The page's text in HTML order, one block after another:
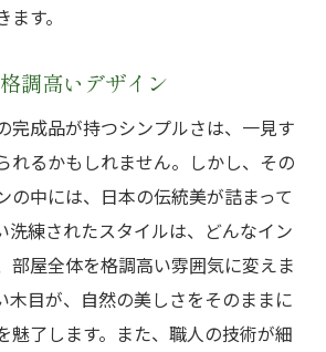
す。
調高いデザイン
完成品が持つシンプルさは、一見す
れるかもしれません。しかし、その
の中には、日本の伝統美が詰まって
洗練されたスタイルは、どんなイン
部屋全体を格調高い雰囲気に変えま
木目が、自然の美しさをそのままに
魅了します。また、職人の技術が細